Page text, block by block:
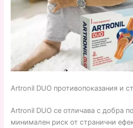
Artronil DUO противопоказания и
Artronil DUO се отличава с добра
минимален риск от странични